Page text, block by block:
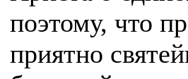
поэтому, что
приятно